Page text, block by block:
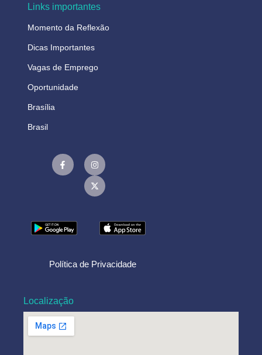
Links importantes
Momento da Reflexão
Dicas Importantes
Vagas de Emprego
Oportunidade
Brasília
Brasil
Política de Privacidade
Localização